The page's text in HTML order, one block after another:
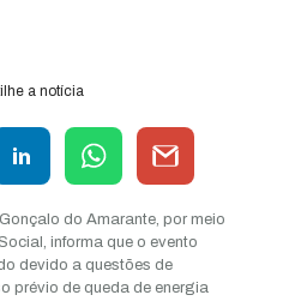
a notícia
do Amarante, por meio
informa que o evento
devido a questões de
prévio de queda de energia